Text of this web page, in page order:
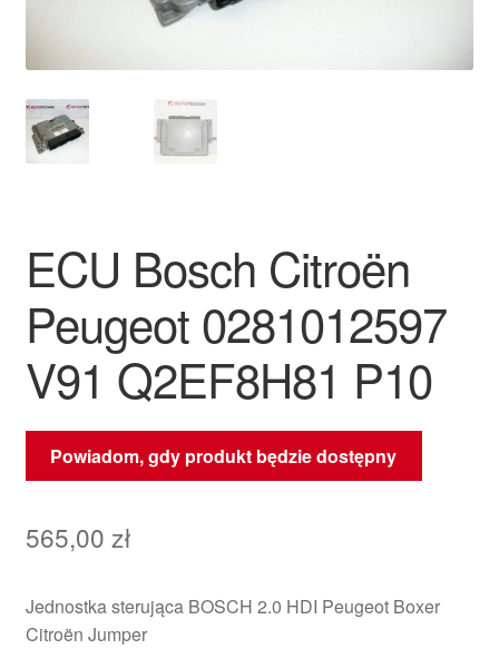
Polityka prywatności
Procedura reklamacyjna
Skarga
Zamówienia
Zasady i warunki
ECU Bosch Citroën
Peugeot 0281012597
V91 Q2EF8H81 P10
Powiadom, gdy produkt będzie dostępny
565,00 zł
Jednostka sterująca BOSCH 2.0 HDI Peugeot Boxer
Citroën Jumper